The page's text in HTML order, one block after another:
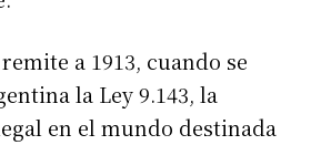
a 1913, cuando se
la Ley 9.143, la
en el mundo destinada